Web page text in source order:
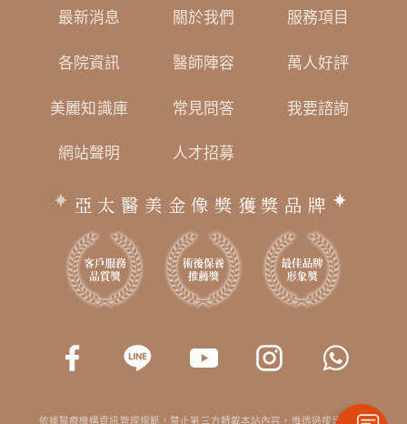
最新消息 關於我們 服務項目
各院資訊 醫師陣容 萬人好評
美麗知識庫 常見問答 我要諮詢
網站聲明 人才招募
亞太醫美金像獎獲獎品牌
依據醫療機構資訊管理規範，禁止第三方轉載本站內容。惟透過搜尋